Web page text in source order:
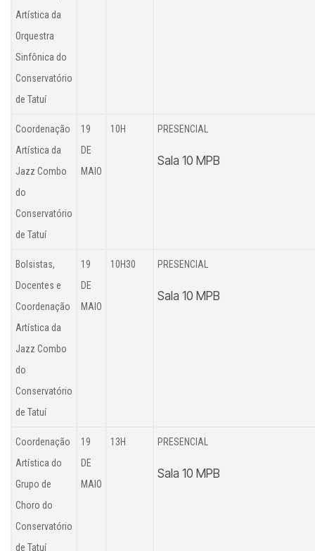
Artística da
Orquestra
Sinfônica do
Conservatório
de Tatuí
Coordenação
Artística da
Jazz Combo
do
Conservatório
de Tatuí
19
DE
MAIO
10H PRESENCIAL
Sala 10 MPB
Bolsistas,
Docentes e
Coordenação
Artística da
Jazz Combo
do
Conservatório
de Tatuí
19
DE
MAIO
10H30 PRESENCIAL
Sala 10 MPB
Coordenação
Artística do
Grupo de
Choro do
Conservatório
de Tatuí
19
DE
MAIO
13H PRESENCIAL
Sala 10 MPB